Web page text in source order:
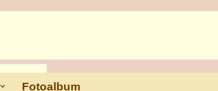
Fotoalbum